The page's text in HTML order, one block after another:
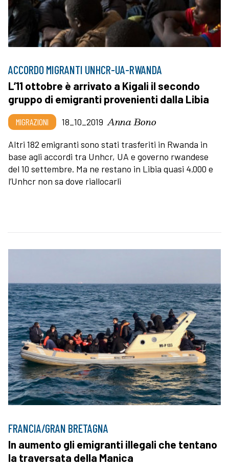
ACCORDO MIGRANTI UNHCR-UA-RWANDA
L’11 ottobre è arrivato a Kigali il secondo
gruppo di emigranti provenienti dalla Libia
MIGRAZIONI 18_10_2019 Anna Bono
Altri 182 emigranti sono stati trasferiti in Rwanda in
base agli accordi tra Unhcr, UA e governo rwandese
del 10 settembre. Ma ne restano in Libia quasi 4.000 e
l’Unhcr non sa dove riallocarli
FRANCIA/GRAN BRETAGNA
In aumento gli emigranti illegali che tentano
la traversata della Manica